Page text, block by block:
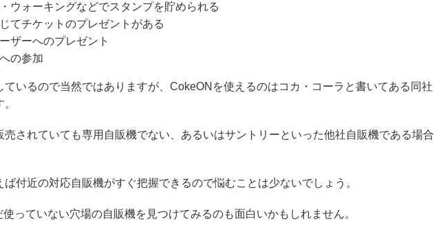
ウォーキングなどでスタンプを貯められる
てチケットのプレゼントがある
ザーへのプレゼント
の参加
ているので当然ではありますが、CokeONを使えるのはコカ・コーラと書いてある同社
売されていても専用自販機でない、あるいはサントリーといった他社自販機である場合
ば付近の対応自販機がすぐ把握できるので悩むことは少ないでしょう。
っていない穴場の自販機を見つけてみるのも面白いかもしれません。